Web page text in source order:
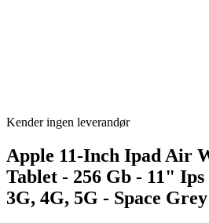
Kender ingen leverandør
Apple 11-Inch Ipad Air
Tablet - 256 Gb - 11" Ips
3G, 4G, 5G - Space Grey